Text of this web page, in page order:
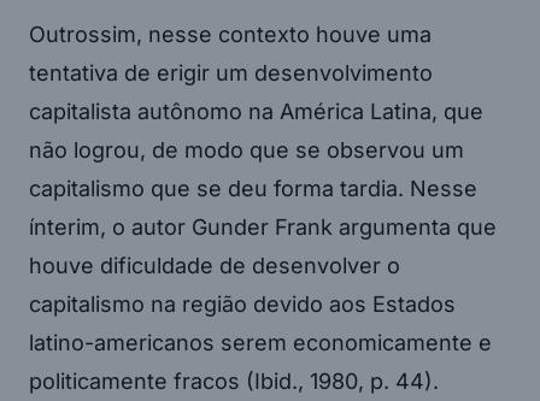
Outrossim, nesse contexto houve uma
tentativa de erigir um desenvolvimento
capitalista autônomo na América Latina, que
não logrou, de modo que se observou um
capitalismo que se deu forma tardia. Nesse
ínterim, o autor Gunder Frank argumenta que
houve dificuldade de desenvolver o
capitalismo na região devido aos Estados
latino-americanos serem economicamente e
politicamente fracos (Ibid., 1980, p. 44).